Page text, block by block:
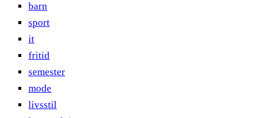
barn
sport
it
fritid
semester
mode
livsstil